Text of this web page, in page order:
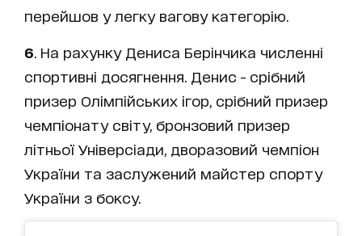
перейшов у легку вагову категорію.
6 . На рахунку Дениса Берінчика численні
спортивні досягнення. Денис - срібний
призер Олімпійських ігор, срібний призер
чемпіонату світу, бронзовий призер
літньої Універсіади, дворазовий чемпіон
України та заслужений майстер спорту
України з боксу.